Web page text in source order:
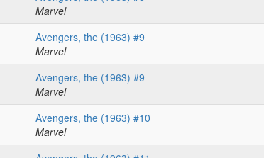
Marvel
Avengers, the (1963) #9
Marvel
Avengers, the (1963) #9
Marvel
Avengers, the (1963) #10
Marvel